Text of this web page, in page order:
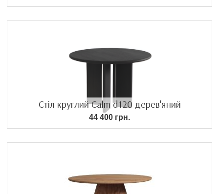
Стіл круглий Calm d120 дерев'яний
44 400 грн.